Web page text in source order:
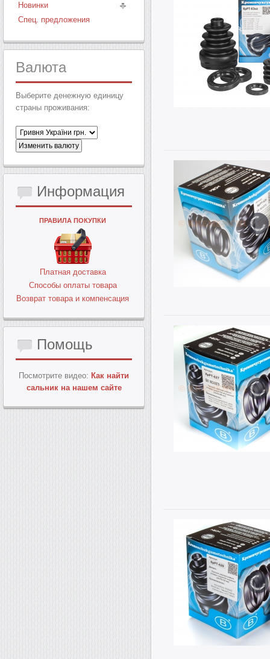
Новинки
Спец. предложения
Валюта
Выберите денежную единицу
страны проживания:
Информация
ПРАВИЛА ПОКУПКИ
Платная доставка
Способы оплаты товара
Возврат товара и компенсация
Помощь
Посмотрите видео: Как найти
сальник на нашем сайте